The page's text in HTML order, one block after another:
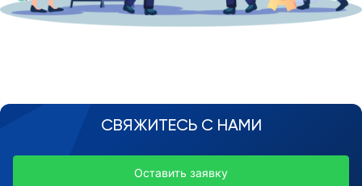
СВЯЖИТЕСЬ С НАМИ
Оставить заявку